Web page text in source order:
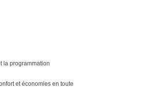
la programmation
et économies en toute